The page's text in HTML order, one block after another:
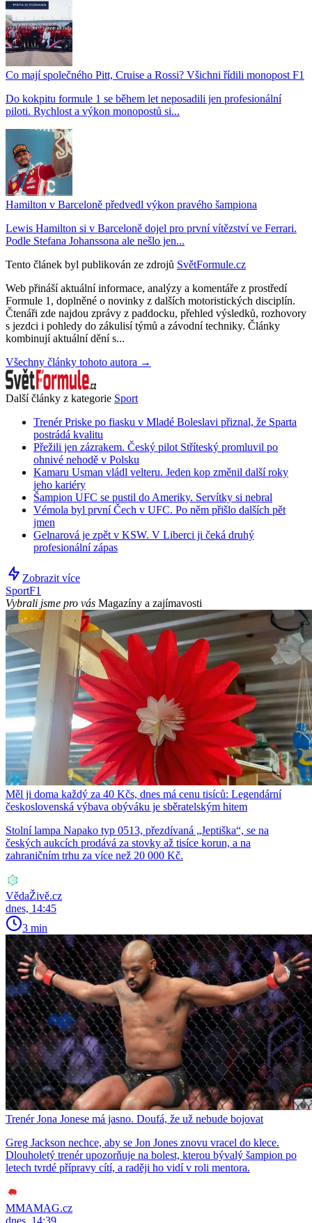
Co mají společného Pitt, Cruise a Rossi? Všichni řídili monopost F1
Do kokpitu formule 1 se během let neposadili jen profesionální
piloti. Rychlost a výkon monopostů si...
Hamilton v Barceloně předvedl výkon pravého šampiona
Lewis Hamilton si v Barceloně dojel pro první vítězství ve Ferrari.
Podle Stefana Johanssona ale nešlo jen...
Tento článek byl publikován ze zdrojů SvětFormule.cz
Web přináší aktuální informace, analýzy a komentáře z prostředí
Formule 1, doplněné o novinky z dalších motoristických disciplín.
Čtenáři zde najdou zprávy z paddocku, přehled výsledků, rozhovory
s jezdci i pohledy do zákulisí týmů a závodní techniky. Články
kombinují aktuální dění s...
Všechny články tohoto autora →
Další články z kategorie Sport
Trenér Priske po fiasku v Mladé Boleslavi přiznal, že Sparta
postrádá kvalitu
Přežili jen zázrakem. Český pilot Stříteský promluvil po
ohnivé nehodě v Polsku
Kamaru Usman vládl velteru. Jeden kop změnil další roky
jeho kariéry
Šampion UFC se pustil do Ameriky. Servítky si nebral
Vémola byl první Čech v UFC. Po něm přišlo dalších pět
jmen
Gelnarová je zpět v KSW. V Liberci ji čeká druhý
profesionální zápas
Zobrazit více
SportF1
Vybrali jsme pro vás Magazíny a zajímavosti
Měl ji doma každý za 40 Kčs, dnes má cenu tisíců: Legendární
československá výbava obýváku je sběratelským hitem
Stolní lampa Napako typ 0513, přezdívaná „Jeptiška“, se na
českých aukcích prodává za stovky až tisíce korun, a na
zahraničním trhu za více než 20 000 Kč.
VědaŽivě.cz
dnes, 14:45
3 min
Trenér Jona Jonese má jasno. Doufá, že už nebude bojovat
Greg Jackson nechce, aby se Jon Jones znovu vracel do klece.
Dlouholetý trenér upozorňuje na bolest, kterou bývalý šampion po
letech tvrdé přípravy cítí, a raději ho vidí v roli mentora.
MMAMAG.cz
dnes, 14:39